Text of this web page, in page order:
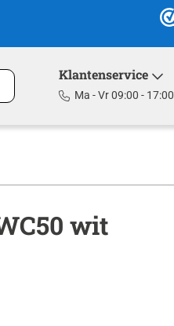
Klantenservice
Ma - Vr 09:00 - 17:00
wit